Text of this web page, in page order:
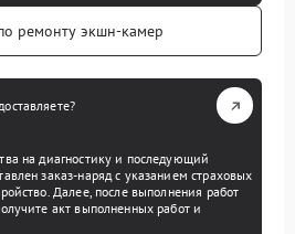
ремонту экшн-камер
на диагностику и последующий
заказ-наряд с указанием страховых
Далее, после выполнения работ
акт выполненных работ и